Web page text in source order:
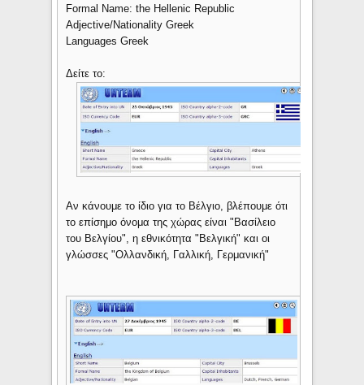
Formal Name: the Hellenic Republic
Adjective/Nationality Greek
Languages Greek
Δείτε το:
Αν κάνουμε το ίδιο για το Βέλγιο, βλέπουμε ότι
το επίσημο όνομα της χώρας είναι "Βασίλειο
του Βελγίου", η εθνικότητα "Βελγική" και οι
γλώσσες "Ολλανδική, Γαλλική, Γερμανική"